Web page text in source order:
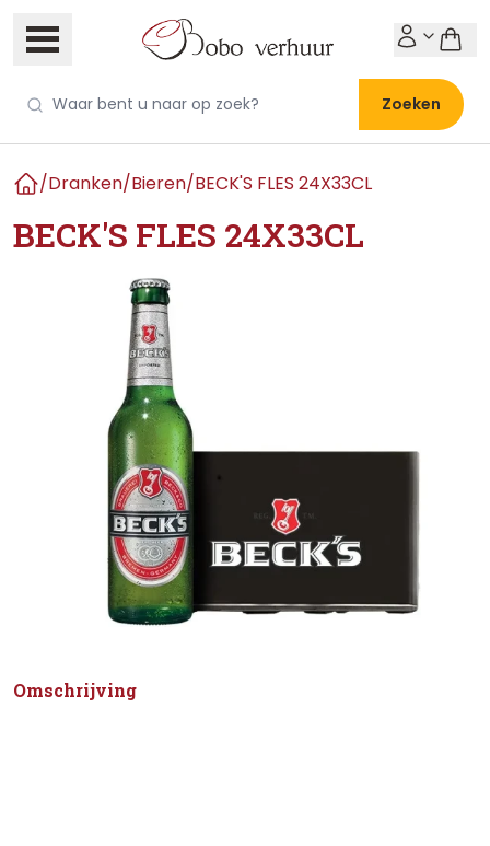
Zoeken
/Dranken/Bieren/BECK'S FLES 24X33CL
BECK'S FLES 24X33CL
Omschrijving